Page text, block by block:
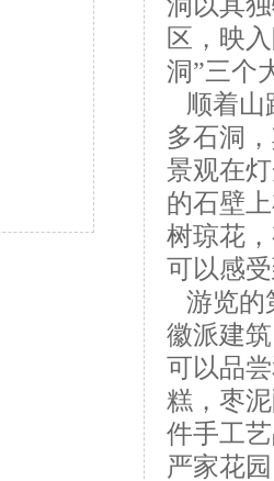
区，映
洞”三个
顺着山
多石洞
景观在
的石壁
树琼花
可以感
游览的
徽派建
可以品
糕，枣
件手工
严家花